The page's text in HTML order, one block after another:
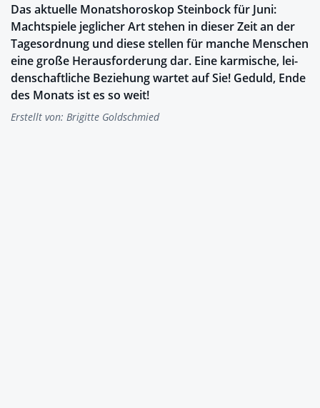
Das aktuelle Monatshoroskop Steinbock für Juni:
Machtspiele jeglicher Art stehen in dieser Zeit an der
Tagesordnung und diese stellen für manche Menschen
eine große Herausforderung dar. Eine kar­mi­sche, lei­
den­schaft­li­che Be­zie­hung war­tet auf Sie! Ge­duld, Ende
des Mo­nats ist es so weit!
Erstellt von: Brigitte Goldschmied